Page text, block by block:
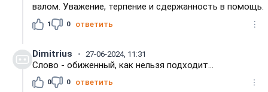
валом. Уважение, терпение и сдержанность в помощь.
1 0 ответить
Dimitrius 27-06-2024, 11:31
Слово - обиженный, как нельзя подходит...
0 0 ответить